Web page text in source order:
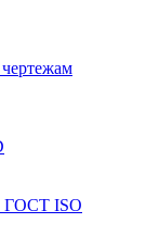
ГОСТ ISO